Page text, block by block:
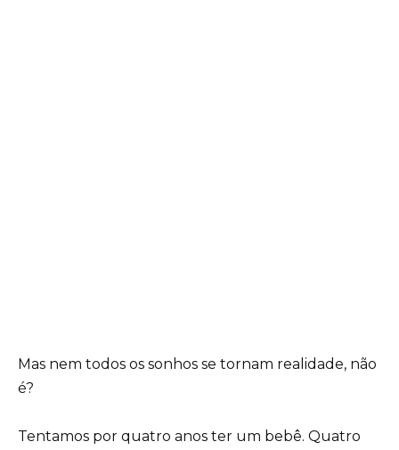
Mas nem todos os sonhos se tornam realidade, não
é?
Tentamos por quatro anos ter um bebê. Quatro